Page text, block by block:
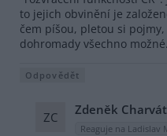
to jejich obvinění je
čem píšou, pletou si
dohromady všechno
Odpovědět
ZC Zdeněk Charvát
Reaguje na Ladislav